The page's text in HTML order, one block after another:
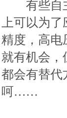
有些自主
上可以为
精度，高电
就有机会，
都会有替代
呵……